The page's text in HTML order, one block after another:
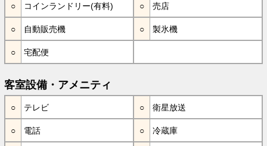
コインランドリー(有料) 売店
自動販売機 製氷機
宅配便
客室設備・アメニティ
テレビ 衛星放送
電話 冷蔵庫